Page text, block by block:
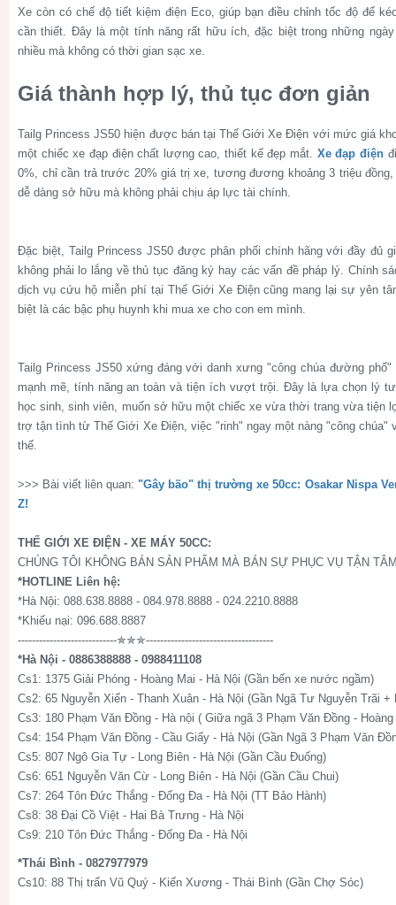
Xe còn có chế độ tiết kiệm điện Eco, giúp bạn điều chỉnh tốc độ để
cần thiết. Đây là một tính năng rất hữu ích, đặc biệt trong những
nhiều mà không có thời gian sạc xe.
Giá thành hợp lý, thủ tục đơn giản
Tailg Princess JS50 hiện được bán tại Thế Giới Xe Điện với mức giá
một chiếc xe đạp điện chất lượng cao, thiết kế đẹp mắt. Xe đạp điệnđi
0%, chỉ cần trả trước 20% giá trị xe, tương đương khoảng 3 triệu
dễ dàng sở hữu mà không phải chịu áp lực tài chính.
Đặc biệt, Tailg Princess JS50 được phân phối chính hãng với đầy đủ
không phải lo lắng về thủ tục đăng ký hay các vấn đề pháp lý. Chính
dịch vụ cứu hộ miễn phí tại Thế Giới Xe Điện cũng mang lại sự yên
biệt là các bậc phụ huynh khi mua xe cho con em mình.
Tailg Princess JS50 xứng đáng với danh xưng "công chúa đường
mạnh mẽ, tính năng an toàn và tiện ích vượt trội. Đây là lựa chọn lý
học sinh, sinh viên, muốn sở hữu một chiếc xe vừa thời trang vừa tiện
trợ tận tình từ Thế Giới Xe Điện, việc "rinh" ngay một nàng "công chúa"
thế.
>>> Bài viết liên quan:"Gây bão" thị trường xe 50cc: Osakar Nispa
Z!
THẾ GIỚI XE ĐIỆN - XE MÁY 50CC:
CHÚNG TÔI KHÔNG BÁN SẢN PHẨM MÀ BÁN SỰ PHỤC VỤ TẬN
*HOTLINE Liên hệ:
*Hà Nội: 088.638.8888 - 084.978.8888 - 024.2210.8888
*Khiếu nại: 096.688.8887
----------------------------✯✯✯------------------------------------
*Hà Nội - 0886388888 - 0988411108
Cs1: 1375 Giải Phóng - Hoàng Mai - Hà Nội (Gần bến xe nước ngầm)
Cs2: 65 Nguyễn Xiển - Thanh Xuân - Hà Nội (Gần Ngã Tư Nguyễn Trãi +
Cs3: 180 Phạm Văn Đồng - Hà nội ( Giữa ngã 3 Phạm Văn Đồng -
Cs4: 154 Phạm Văn Đồng - Cầu Giấy - Hà Nội (Gần Ngã 3 Phạm Văn
Cs5: 807 Ngô Gia Tự - Long Biên - Hà Nội (Gần Cầu Đuống)
Cs6: 651 Nguyễn Văn Cừ - Long Biên - Hà Nội (Gần Cầu Chui)
Cs7: 264 Tôn Đức Thắng - Đống Đa - Hà Nội (TT Bảo Hành)
Cs8: 38 Đại Cồ Việt - Hai Bà Trưng - Hà Nội
Cs9: 210 Tôn Đức Thắng - Đống Đa - Hà Nội
*Thái Bình - 0827977979
Cs10: 88 Thị trấn Vũ Quý - Kiến Xương - Thái Bình (Gần Chợ Sóc)